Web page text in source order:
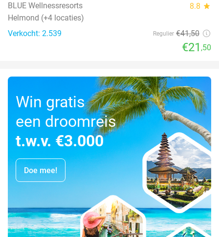
BLUE Wellnessresorts 8.8 star
Helmond (+4 locaties)
Verkocht: 2.539
Regulier €41,50
€21 ,50
Win gratis
een droomreis
t.w.v. €3.000
Doe mee!